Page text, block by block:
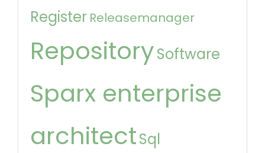
Register Releasemanager
RepositorySoftware
Sparx enterprise
architectSql